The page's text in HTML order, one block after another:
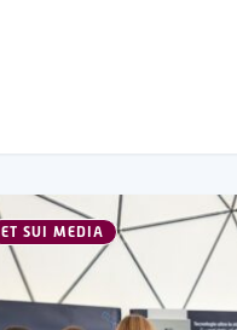
ET SUI MEDIA